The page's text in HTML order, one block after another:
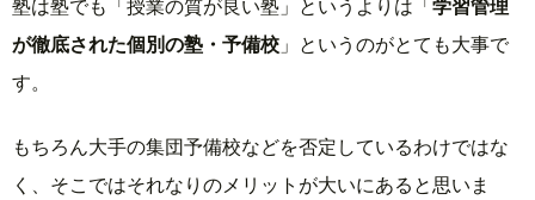
塾は塾でも「授業の質が良い塾」というよりは「学習管理
が徹底された個別の塾・予備校 」というのがとても大事で
す。
もちろん大手の集団予備校などを否定しているわけではな
く、そこではそれなりのメリットが大いにあると思いま